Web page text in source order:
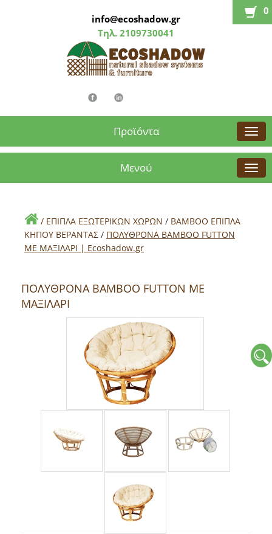
info@ecoshadow.gr
Τηλ. 2109730041
0
Προϊόντα
Μενού
/ ΕΠΙΠΛΑ ΕΞΩΤΕΡΙΚΩΝ ΧΩΡΩΝ / BAMBOO ΕΠΙΠΛΑ
ΚΗΠΟΥ ΒΕΡΑΝΤΑΣ / ΠΟΛΥΘΡΟΝΑ ΒΑΜΒΟΟ FUTΤON
ΜΕ ΜΑΞΙΛΑΡΙ | Εcoshadow.gr
ΠΟΛΥΘΡΟΝΑ ΒΑΜΒΟΟ FUTΤON ΜΕ
ΜΑΞΙΛΑΡΙ